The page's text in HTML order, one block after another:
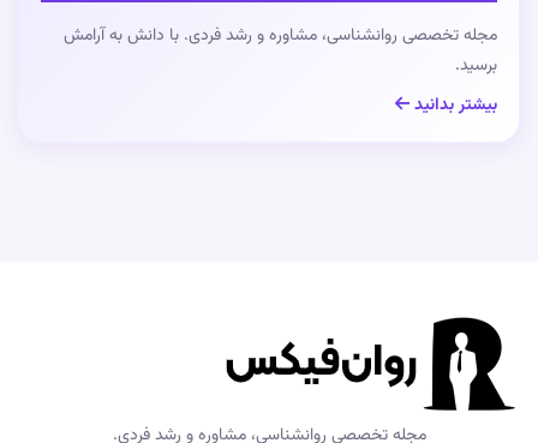
مجله تخصصی روانشناسی، مشاوره و رشد فردی. با دانش به آرامش
برسید.
بیشتر بدانید
مجله تخصصی روانشناسی، مشاوره و رشد فردی.